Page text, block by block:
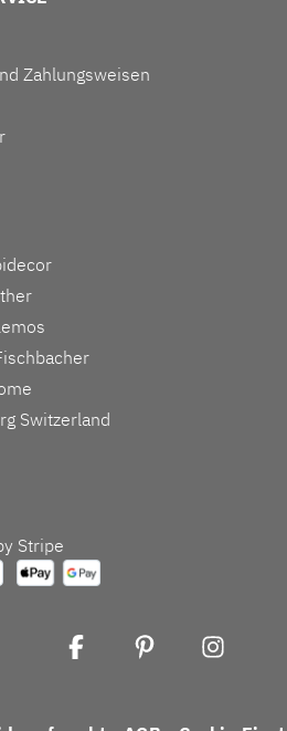
Zahlungsweisen
Switzerland
Stripe